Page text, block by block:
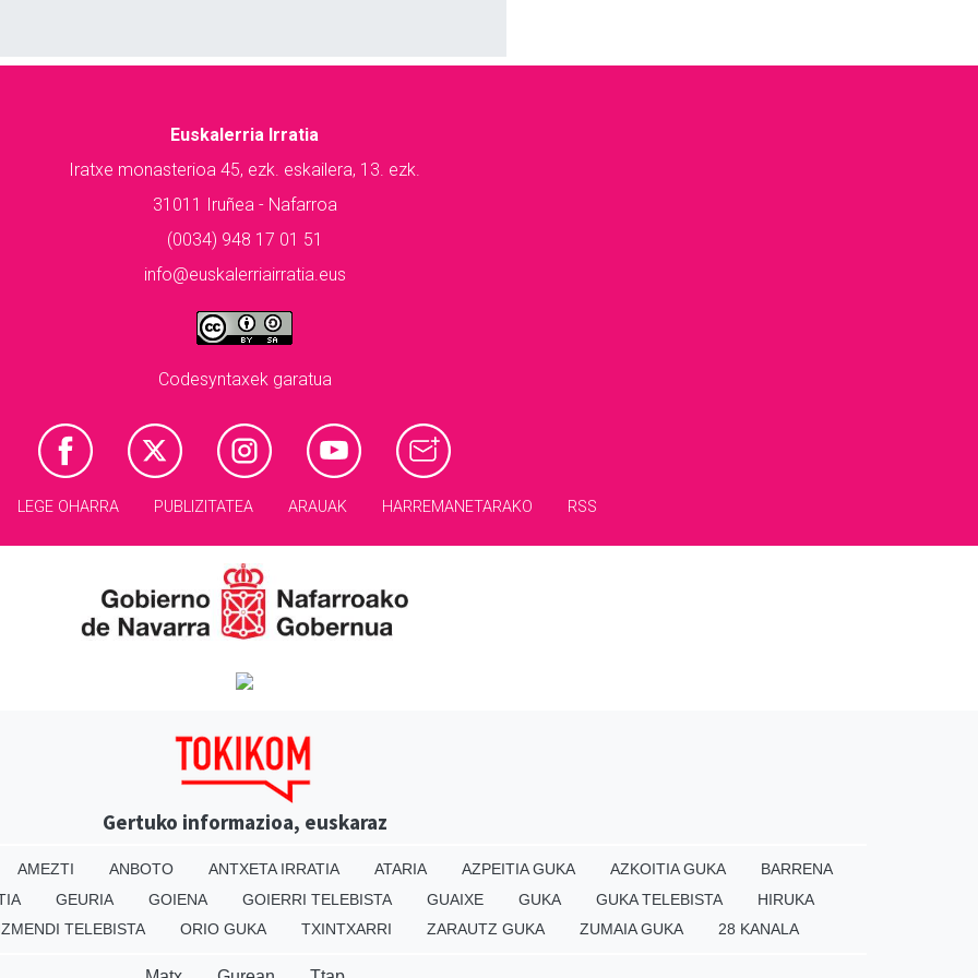
Euskalerria Irratia
Iratxe monasterioa 45, ezk. eskailera, 13. ezk.
31011 Iruñea - Nafarroa
(0034) 948 17 01 51
info@euskalerriairratia.eus
Codesyntaxek garatua
LEGE OHARRA PUBLIZITATEA ARAUAK HARREMANETARAKO RSS
Gertuko informazioa, euskaraz
AMEZTI ANBOTO ANTXETA IRRATIA ATARIA AZPEITIA GUKA AZKOITIA GUKA
BARRENA
GEURIA GOIENA GOIERRI TELEBISTA GUAIXE GUKA GUKA TELEBISTA
HIRUKA
TELEBISTA ORIO GUKA TXINTXARRI ZARAUTZ GUKA ZUMAIA GUKA 28 KANALA